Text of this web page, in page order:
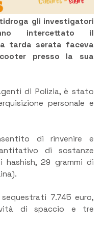
gli investigatori
intercettato il
tarda serata faceva
presso la sua
di Polizia, è stato
personale e
di rinvenire e
di sostanze
29 grammi di
7.745 euro,
di spaccio e tre